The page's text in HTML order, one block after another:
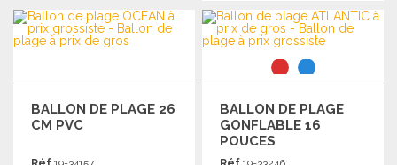
Demander un devis
COMMANDER
Demander un devis
BALLON DE PLAGE 26
CM PVC
BALLON DE PLAGE
GONFLABLE 16
POUCES